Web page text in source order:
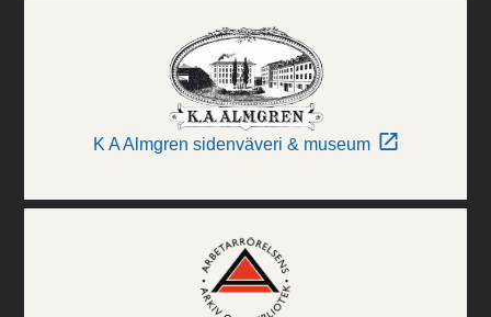
K A Almgren sidenväveri & museum